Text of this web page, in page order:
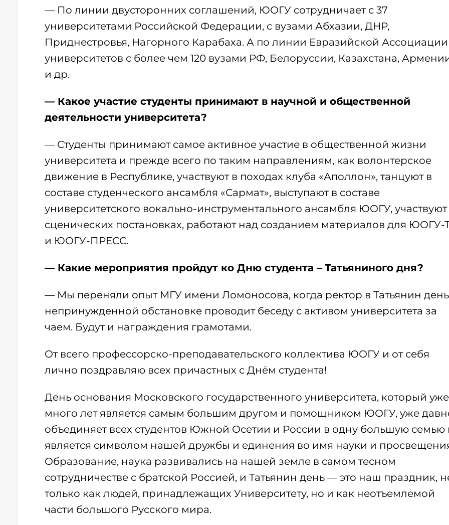
— По линии двусторонних соглашений, ЮОГУ сотрудничает с 37
университетами Российской Федерации, с вузами Абхазии, ДНР,
Приднестровья, Нагорного Карабаха. А по линии Евразийской Ассоциации
университетов с более чем 120 вузами РФ, Белоруссии, Казахстана,
и др.
— Какое участие студенты принимают в научной и общественной
деятельности университета?
— Студенты принимают самое активное участие в общественной жизни
университета и прежде всего по таким направлениям, как волонтерское
движение в Республике, участвуют в походах клуба «Аполлон», танцуют в
составе студенческого ансамбля «Сармат», выступают в составе
университетского вокально-инструментального ансамбля ЮОГУ, участвуют
сценических постановках, работают над созданием материалов для ЮОГУ-
и ЮОГУ-ПРЕСС.
— Какие мероприятия пройдут ко Дню студента – Татьяниного дня?
— Мы переняли опыт МГУ имени Ломоносова, когда ректор в Татьянин
непринужденной обстановке проводит беседу с активом университета за
чаем. Будут и награждения грамотами.
От всего профессорско-преподавательского коллектива ЮОГУ и от себя
лично поздравляю всех причастных с Днём студента!
День основания Московского государственного университета, который уже
много лет является самым большим другом и помощником ЮОГУ, уже
объединяет всех студентов Южной Осетии и России в одну большую семью
является символом нашей дружбы и единения во имя науки и
Образование, наука развивались на нашей земле в самом тесном
сотрудничестве с братской Россией, и Татьянин день — это наш праздник,
только как людей, принадлежащих Университету, но и как неотъемлемой
части большого Русского мира.